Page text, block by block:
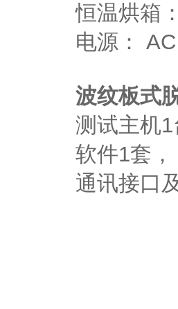
恒温烘箱
电源：
波纹板式
测试主机
软件1套，
通讯接口